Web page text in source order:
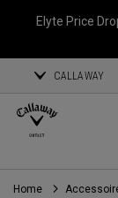
Elyte Price
CALLAWAY
Home